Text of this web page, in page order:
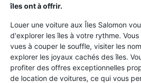
îles ont à offrir.
Louer une voiture aux Îles Salomon
d'explorer les îles à votre rythme.
vues à couper le souffle, visiter les
explorer les joyaux cachés des îles.
profiter des offres exceptionnelles
de location de voitures, ce qui vous